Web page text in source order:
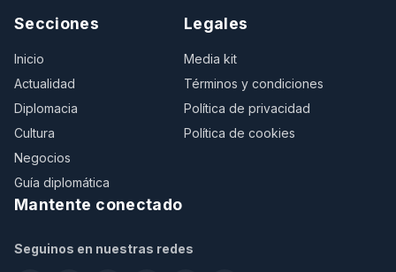
Secciones
Inicio
Actualidad
Diplomacia
Cultura
Negocios
Guía diplomática
Legales
Media kit
Términos y condiciones
Política de privacidad
Política de cookies
Mantente conectado
Seguinos en nuestras redes